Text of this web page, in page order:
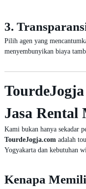
3.
Pilih agen yang
menyembunyikan biaya
Jasa
Kami bukan hanya sekadar
TourdeJogja.com adalah
Yogyakarta dan kebutuhan
Kenapa